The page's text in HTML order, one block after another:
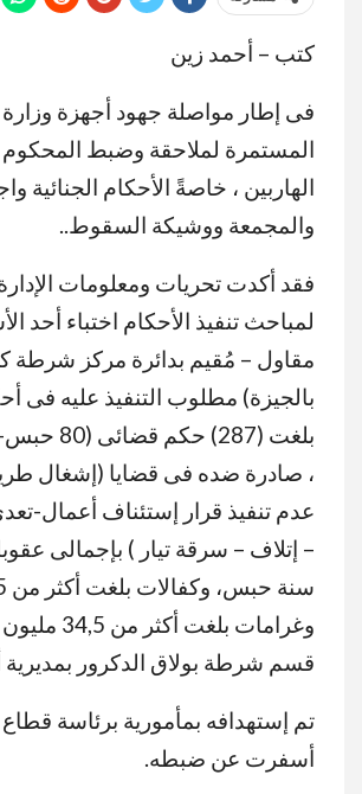
كتب – أحمد زين
فى إطار مواصلة جهود أجهزة وزارة
المستمرة لملاحقة وضبط المحكوم
الهاربين ، خاصةً الأحكام الجنائية
والمجمعة ووشيكة السقوط..
فقد أكدت تحريات ومعلومات
لمباحث تنفيذ الأحكام اختباء أحد
مقاول – مُقيم بدائرة مركز شرطة
بالجيزة) مطلوب التنفيذ عليه فى
، صادرة ضده فى قضايا (إشغال
عدم تنفيذ قرار إستئناف أعمال-
وغرامات بلغت
قسم شرطة بولاق الدكرور بمديرية
تم إستهدافه بمأمورية برئاسة قطاع
أسفرت عن ضبطه.